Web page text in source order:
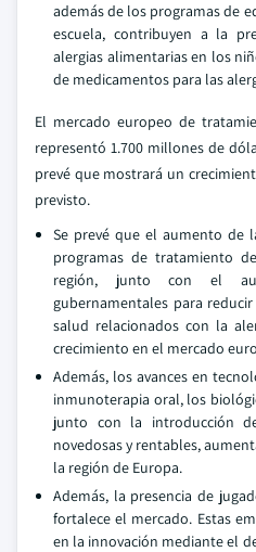
además de los programas de
escuela, contribuyen a la
alergias alimentarias en los
de medicamentos para las
El mercado europeo de
representó 1.700 millones de
prevé que mostrará un
previsto.
Se prevé que el aumento de
programas de tratamiento
región, junto con el
gubernamentales para
salud relacionados con la
crecimiento en el mercado
Además, los avances en
inmunoterapia oral, los
junto con la introducción
novedosas y rentables,
la región de Europa.
Además, la presencia de
fortalece el mercado. Estas
en la innovación mediante el